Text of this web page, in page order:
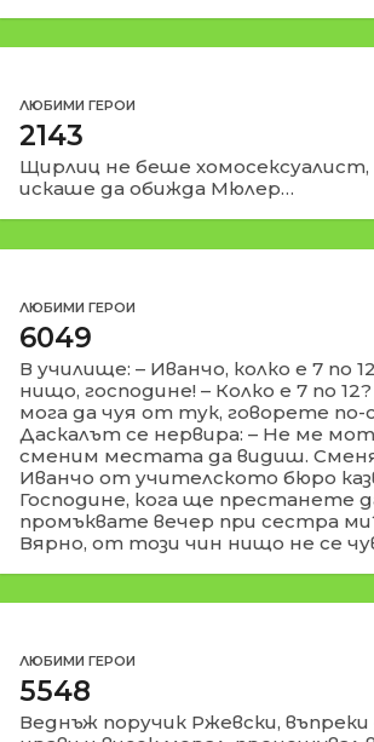
ЛЮБИМИ ГЕРОИ
2143
Щирлиц не беше хомосексуалист,
искаше да обижда Мюлер…
ЛЮБИМИ ГЕРОИ
6049
В училище: – Иванчо, колко е 7 по
нищо, господине! – Колко е 7 по
мога да чуя от тук, говорете по-
Даскалът се нервира: – Не ме
сменим местата да видиш.
Иванчо от учителското бюро
Господине, кога ще престанете
промъквате вечер при сестра
Вярно, от този чин нищо не се
ЛЮБИМИ ГЕРОИ
5548
Веднъж поручик Ржевски,